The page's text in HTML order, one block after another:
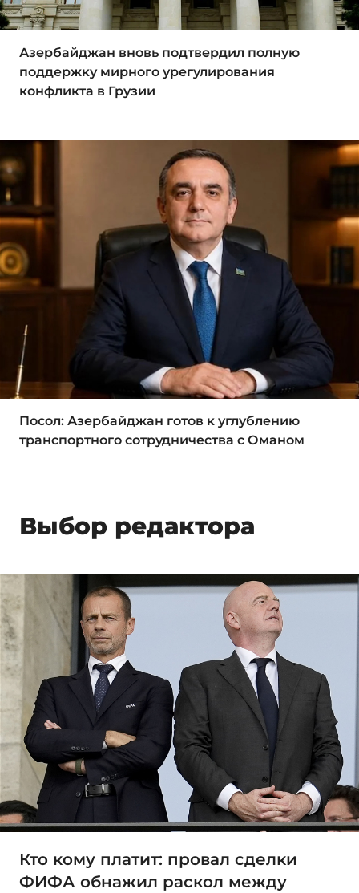
Азербайджан вновь подтвердил полную
поддержку мирного урегулирования
конфликта в Грузии
Посол: Азербайджан готов к углублению
транспортного сотрудничества с Оманом
Выбор редактора
Кто кому платит: провал сделки
ФИФА обнажил раскол между